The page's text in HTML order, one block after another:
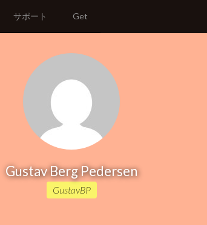
サポート Get
Gustav Berg Pedersen
GustavBP